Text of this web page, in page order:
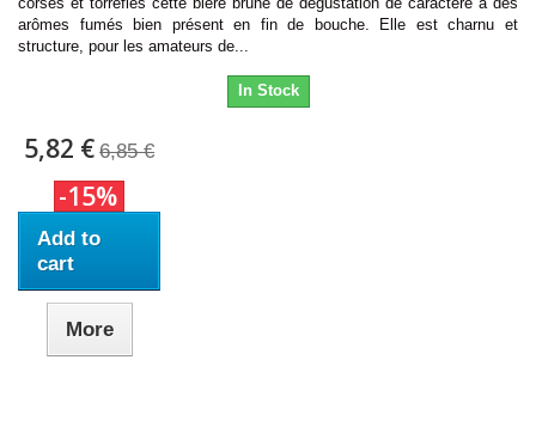
arômes fumés bien présent en fin de bouche. Elle est charnu et
structure, pour les amateurs de...
In Stock
5,82 € 6,85 €
-15%
Add to
cart
More